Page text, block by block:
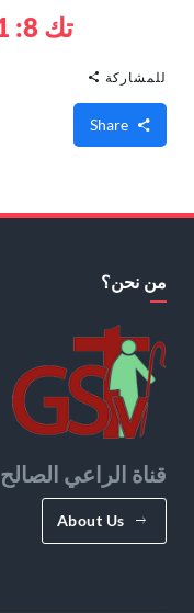
تك 8: 21
للمشاركة
من نحن؟
قناة الراعي الصالح
About Us